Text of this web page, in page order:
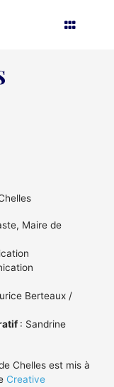
Maire de
Berteaux /
: Sandrine
Chelles est mis à
Creative